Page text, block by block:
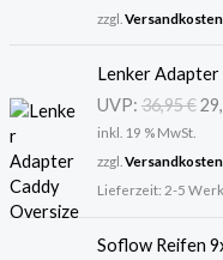
zzgl. Versandkosten
Lenker Adapter
UVP: 36,95€
r
s
r
ü
g
inkl. 19 % MwSt.
zzgl. Versandkosten
Lieferzeit: 2-5
Soflow Reifen